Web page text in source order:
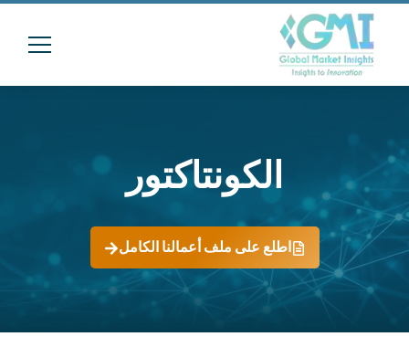
الكونتاكتور
اطلع على ملف أعمالنا الكامل